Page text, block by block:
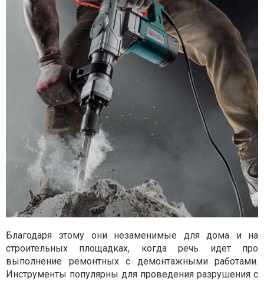
Благодаря этому они незаменимые для дома и на
строительных площадках, когда речь идет про
выполнение ремонтных с демонтажными работами.
Инструменты популярны для проведения разрушения с